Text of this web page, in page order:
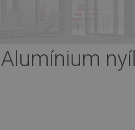
Alumínium